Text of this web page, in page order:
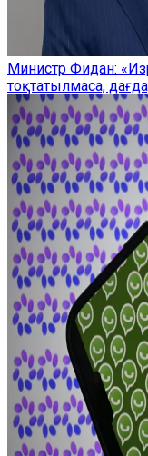
Министр Фидан:
тоқтатылмаса,